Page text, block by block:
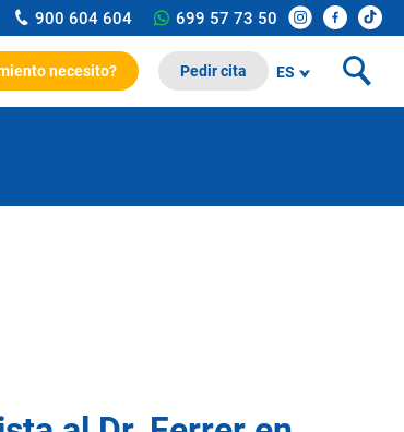
900 604 604 699 57 73 50
necesito? Pedir cita ES